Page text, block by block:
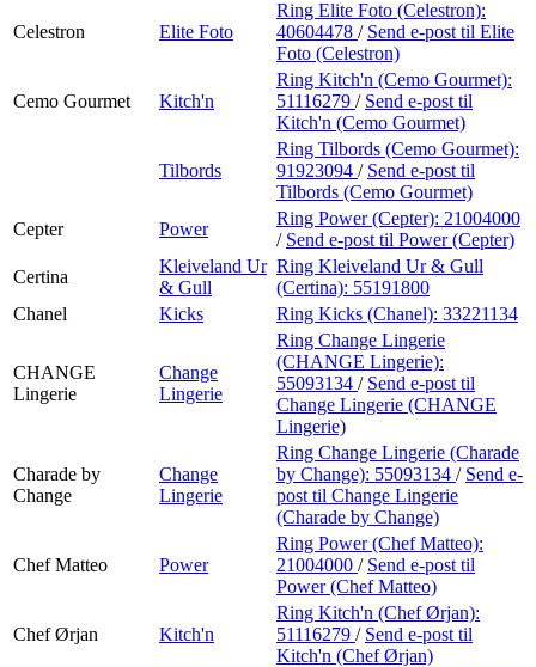
Celestron Elite Foto
Ring Elite Foto (Celestron):
40604478 / Send e-post til Elite
Foto (Celestron)
Cemo Gourmet Kitch'n
Ring Kitch'n (Cemo Gourmet):
51116279 / Send e-post til
Kitch'n (Cemo Gourmet)
Tilbords
Ring Tilbords (Cemo Gourmet):
91923094 / Send e-post til
Tilbords (Cemo Gourmet)
Cepter
Power
Ring Power (Cepter): 21004000
/ Send e-post til Power (Cepter)
Certina
Kleiveland Ur
& Gull
Ring Kleiveland Ur & Gull
(Certina): 55191800
Chanel
Kicks Ring Kicks (Chanel): 33221134
CHANGE
Lingerie
Change
Lingerie
Ring Change Lingerie
(CHANGE Lingerie):
55093134 / Send e-post til
Change Lingerie (CHANGE
Lingerie)
Charade by
Change
Change
Lingerie
Ring Change Lingerie (Charade
by Change): 55093134 / Send e-
post til Change Lingerie
(Charade by Change)
Chef Matteo Power
Ring Power (Chef Matteo):
21004000 / Send e-post til
Power (Chef Matteo)
Chef Ørjan Kitch'n
Ring Kitch'n (Chef Ørjan):
51116279 / Send e-post til
Kitch'n (Chef Ørjan)